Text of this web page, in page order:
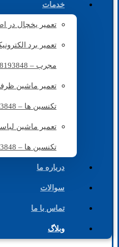
خدمات
تعمیر یخچال در
تعمیر برد
مجرب – 09138193848
تعمیر ماشین
تکنسین ها – 09138193848
تعمیر ماشین
تکنسین ها – 09138193848
درباره ما
سوالات
تماس با ما
وبلاگ